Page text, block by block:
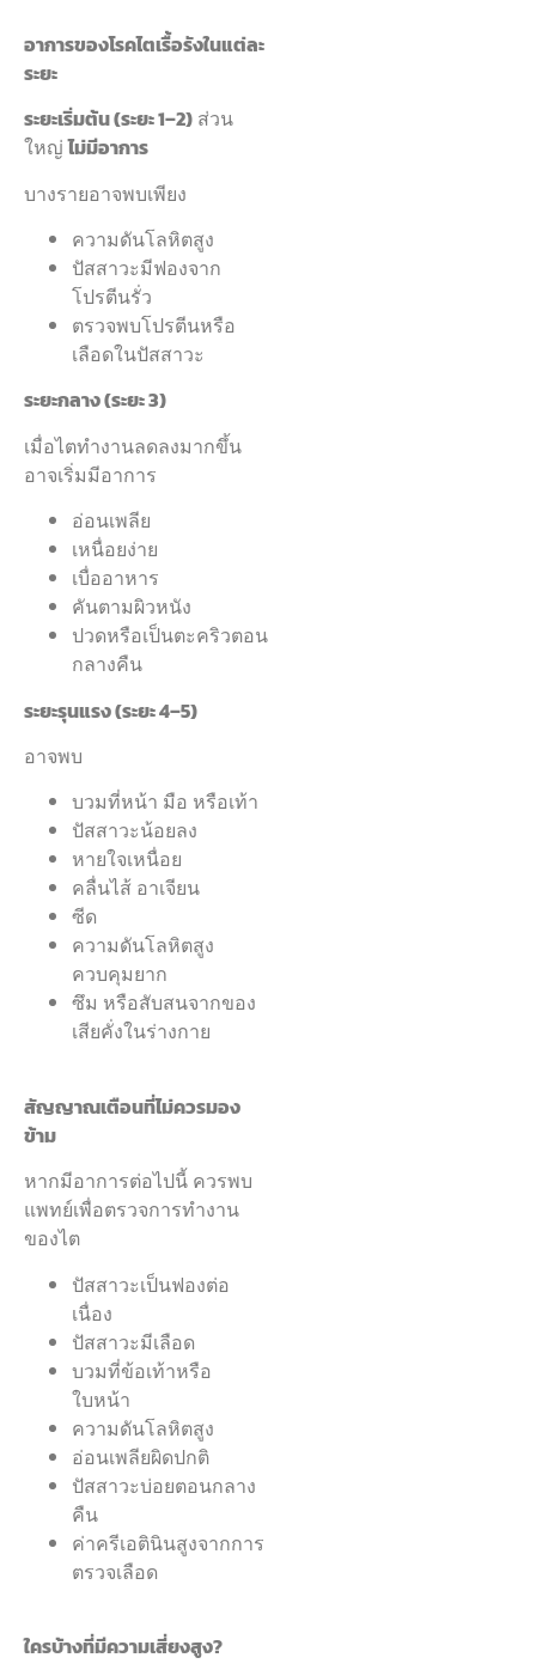
อาการของโรคไตเรื้อรังในแต่ละ
ระยะ
ระยะเริ่มต้น (ระยะ 1–2) ส่วน
ใหญ่ไม่มีอาการ
บางรายอาจพบเพียง
ความดันโลหิตสูง
ปัสสาวะมีฟองจาก
โปรตีนรั่ว
ตรวจพบโปรตีนหรือ
เลือดในปัสสาวะ
ระยะกลาง (ระยะ 3)
เมื่อไตทำงานลดลงมากขึ้น
อาจเริ่มมีอาการ
อ่อนเพลีย
เหนื่อยง่าย
เบื่ออาหาร
คันตามผิวหนัง
ปวดหรือเป็นตะคริวตอน
กลางคืน
ระยะรุนแรง (ระยะ 4–5)
อาจพบ
บวมที่หน้า มือ หรือเท้า
ปัสสาวะน้อยลง
หายใจเหนื่อย
คลื่นไส้ อาเจียน
ซีด
ความดันโลหิตสูง
ควบคุมยาก
ซึม หรือสับสนจากของ
เสียคั่งในร่างกาย
สัญญาณเตือนที่ไม่ควรมอง
ข้าม
หากมีอาการต่อไปนี้ ควรพบ
แพทย์เพื่อตรวจการทำงาน
ของไต
ปัสสาวะเป็นฟองต่อ
เนื่อง
ปัสสาวะมีเลือด
บวมที่ข้อเท้าหรือ
ใบหน้า
ความดันโลหิตสูง
อ่อนเพลียผิดปกติ
ปัสสาวะบ่อยตอนกลาง
คืน
ค่าครีเอตินินสูงจากการ
ตรวจเลือด
ใครบ้างที่มีความเสี่ยงสูง?